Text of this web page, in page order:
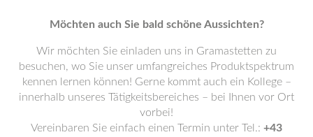
Möchten auch Sie bald schöne Aussichten?
Wir möchten Sie einladen uns in Gramastetten zu
besuchen, wo Sie unser umfangreiches Produktspektrum
kennen lernen können! Gerne kommt auch ein Kollege –
innerhalb unseres Tätigkeitsbereiches – bei Ihnen vor Ort
vorbei!
Vereinbaren Sie einfach einen Termin unter Tel.: +43